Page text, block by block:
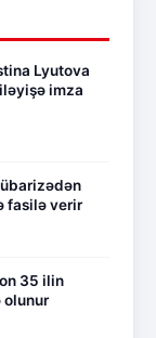
Lyutova
imza
fasilə verir
35 ilin
olunur